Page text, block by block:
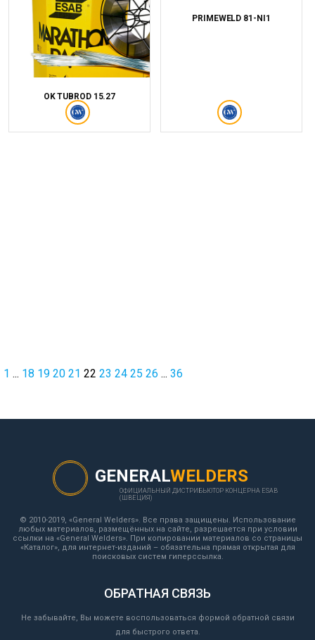
OK TUBROD 15.27
PRIMEWELD 81-NI1
1 ... 18 19 20 21 22 23 24 25 26 ... 36
GENERALWELDERS
ОФИЦИАЛЬНЫЙ ДИСТРИБЬЮТОР КОНЦЕРНА ESAB
(ШВЕЦИЯ)
© 2010-2019, «General Welders». Все права защищены. Использование
любых материалов, размещённых на сайте, разрешается при условии
ссылки на «General Welders». При копировании материалов со страницы
«Каталог», для интернет-изданий – обязательна прямая открытая для
поисковых систем гиперссылка.
ОБРАТНАЯ СВЯЗЬ
Не забывайте, Вы можете воспользоваться формой обратной связи
для быстрого ответа.